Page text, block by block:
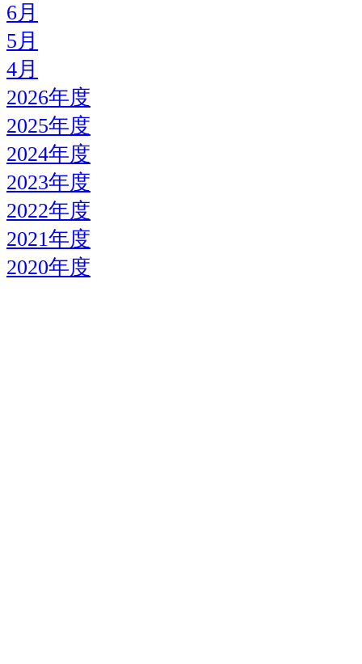
6月
5月
4月
2026年度
2025年度
2024年度
2023年度
2022年度
2021年度
2020年度